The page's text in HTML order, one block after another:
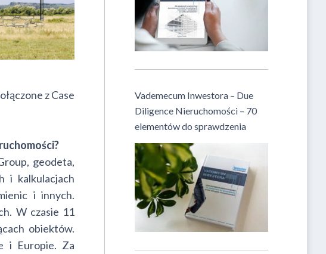
z Case
geodeta,
i kalkulacjach
i innych.
W czasie 11
obiektów.
i Europie. Za
Vademecum Inwestora – Due
Diligence Nieruchomości – 70
elementów do sprawdzenia